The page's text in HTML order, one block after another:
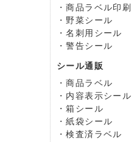
商品ラベル印刷
野菜シール
名刺用シール
警告シール
シール通販
商品ラベル
内容表示シール
箱シール
紙袋シール
検査済ラベル